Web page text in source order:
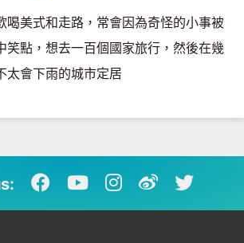
喝美式和走路，常會因為奇怪的小事被
笑點，想去一百個國家旅行，然後在幾
太會下雨的城市定居